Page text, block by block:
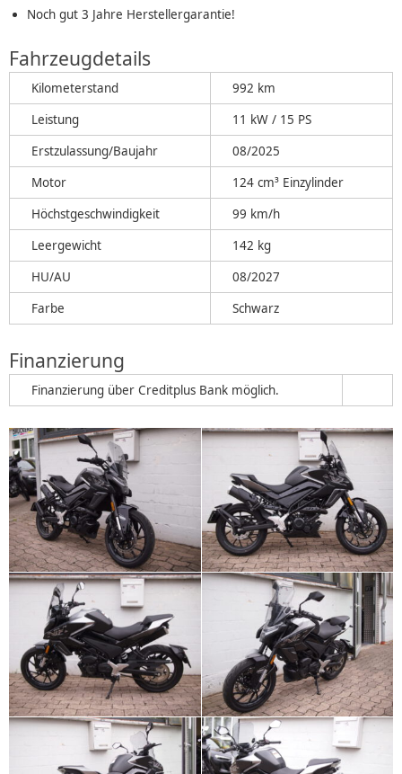
Noch gut 3 Jahre Herstellergarantie!
Fahrzeugdetails
Kilometerstand
992 km
Leistung
11 kW / 15 PS
Erstzulassung/Baujahr
08/2025
Motor
124 cm³ Einzylinder
Höchstgeschwindigkeit
99 km/h
Leergewicht
142 kg
HU/AU
08/2027
Farbe
Schwarz
Finanzierung
Finanzierung über Creditplus Bank möglich.